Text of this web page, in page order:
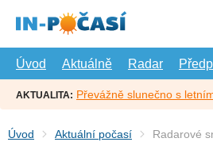
hlavní
Úvod
Aktuálně Radar
AKTUALITA: Převážně slunečno s
Úvod Aktuální počasí Radarové